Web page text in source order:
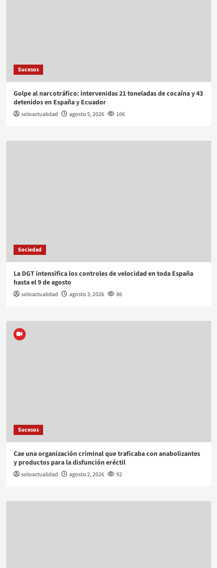
Sucesos
Golpe al narcotráfico: intervenidas 21 toneladas de cocaína y 43
detenidos en España y Ecuador
soloactualidad agosto 5, 2026 106
Sociedad
La DGT intensifica los controles de velocidad en toda España
hasta el 9 de agosto
soloactualidad agosto 3, 2026 86
Sucesos
Cae una organización criminal que traficaba con anabolizantes
y productos para la disfunción eréctil
soloactualidad agosto 2, 2026 92